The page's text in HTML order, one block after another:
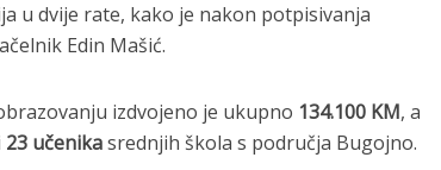
u dvije rate, kako je nakon potpisivanja
Edin Mašić.
izdvojeno je ukupno 134.100 KM, a
23 učenikasrednjih škola s područja Bugojno.